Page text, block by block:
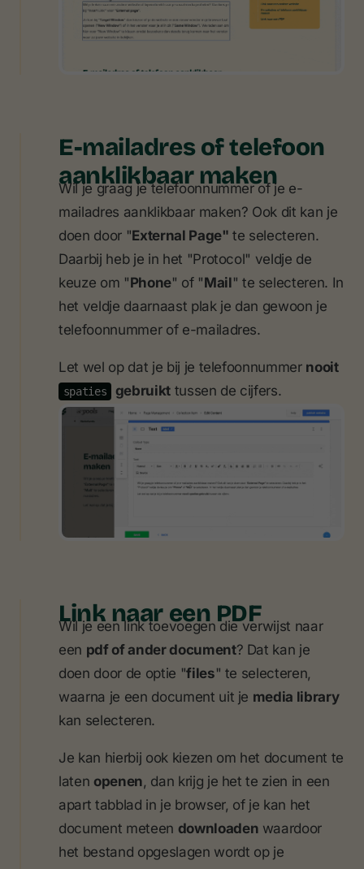
E-mailadres of telefoon
aanklikbaar maken
Wil je graag je telefoonnummer of je e-
mailadres aanklikbaar maken? Ook dit kan je
doen door "External Page" te selecteren.
Daarbij heb je in het "Protocol" veldje de
keuze om "Phone" of "Mail" te selecteren. In
het veldje daarnaast plak je dan gewoon je
telefoonnummer of e-mailadres.
Let wel op dat je bij je telefoonnummer nooit
spaties gebruikttussen de cijfers.
Link naar een PDF
Wil je een link toevoegen die verwijst naar
een pdf of ander document? Dat kan je
doen door de optie "files" te selecteren,
waarna je een document uit je media library
kan selecteren.
Je kan hierbij ook kiezen om het document te
laten openen, dan krijg je het te zien in een
apart tabblad in je browser, of je kan het
document meteen downloaden waardoor
het bestand opgeslagen wordt op je